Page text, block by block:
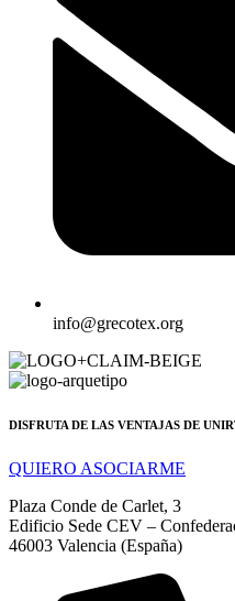
info@grecotex.org
DISFRUTA DE LAS VENTAJAS DE
QUIERO ASOCIARME
Plaza Conde de Carlet, 3
Edificio Sede CEV –
46003 Valencia (España)